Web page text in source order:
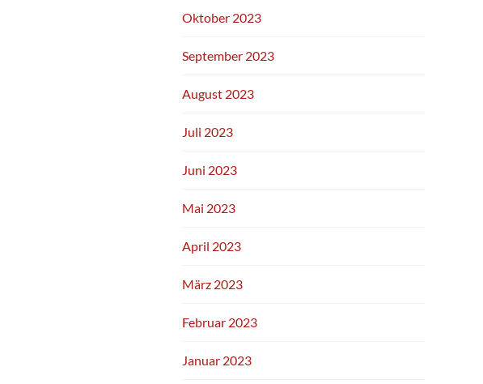
Oktober 2023
September 2023
August 2023
Juli 2023
Juni 2023
Mai 2023
April 2023
März 2023
Februar 2023
Januar 2023